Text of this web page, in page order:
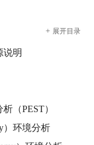
+ 展开目录
说明
（PEST）
）环境分析